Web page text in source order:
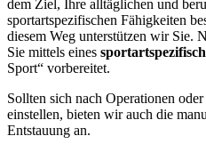
dem Ziel, Ihre alltäglichen und
sportartspezifischen Fähigkeiten
diesem Weg unterstützen wir Sie.
Sie mittels eines
Sport“ vorbereitet.
Sollten sich nach Operationen
einstellen, bieten wir auch die
Entstauung an.